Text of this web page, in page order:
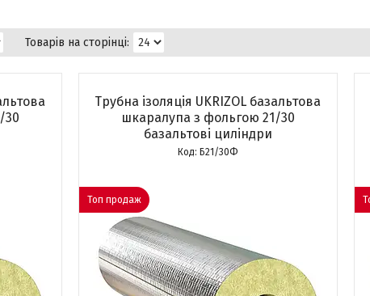
30
Трубна ізоляція UKRIZOL базальтова
шкаралупа з фольгою 21/30
базальтові циліндри
Б21/30Ф
Топ продаж